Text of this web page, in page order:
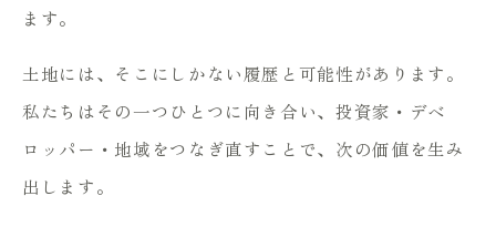
ます。
土地には、そこにしかない履歴と可能性があります。
私たちはその一つひとつに向き合い、投資家・デベ
ロッパー・地域をつなぎ直すことで、次の価値を生み
出します。